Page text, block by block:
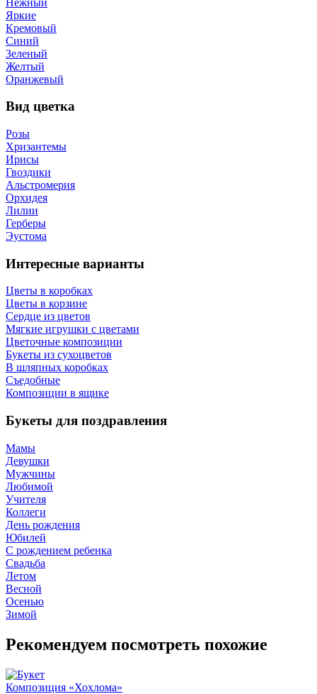
Яркие
Кремовый
Синий
Зеленый
Желтый
Оранжевый
Вид цветка
Розы
Хризантемы
Ирисы
Гвоздики
Альстромерия
Орхидея
Лилии
Герберы
Эустома
Интересные варианты
Цветы в коробках
Цветы в корзине
Сердце из цветов
Мягкие игрушки с цветами
Цветочные композиции
Букеты из сухоцветов
В шляпных коробках
Съедобные
Композиции в ящике
Букеты для поздравления
Мамы
Девушки
Мужчины
Любимой
Учителя
Коллеги
День рождения
Юбилей
С рождением ребенка
Свадьба
Летом
Весной
Осенью
Зимой
Рекомендуем посмотреть похожие
Композиция «Хохлома»